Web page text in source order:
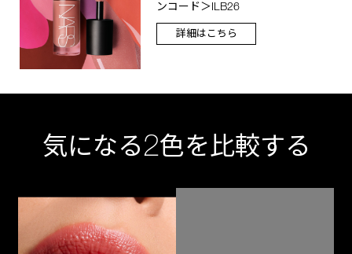
ンコード＞ILB26
詳細はこちら
気になる2色を比較する